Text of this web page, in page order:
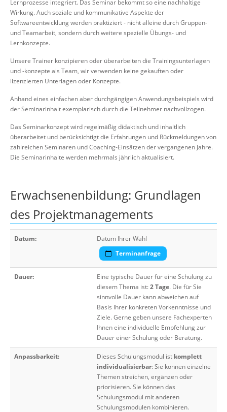
Lernprozesse integriert. Das Seminar bekommt so eine nachhaltige
Wirkung. Auch soziale und kommunikative Aspekte der
Softwareentwicklung werden praktiziert - nicht alleine durch Gruppen-
und Teamarbeit, sondern durch weitere spezielle Übungs- und
Lernkonzepte.
Unsere Trainer konzipieren oder überarbeiten die Trainingsunterlagen
und -konzepte als Team, wir verwenden keine gekauften oder
lizenzierten Unterlagen oder Konzepte.
Anhand eines einfachen aber durchgängigen Anwendungsbeispiels wird
der Seminarinhalt exemplarisch durch die Teilnehmer nachvollzogen.
Das Seminarkonzept wird regelmäßig didaktisch und inhaltlich
überarbeitet und berücksichtigt die Erfahrungen und Rückmeldungen von
zahlreichen Seminaren und Coaching-Einsätzen der vergangenen Jahre.
Die Seminarinhalte werden mehrmals jährlich aktualisiert.
Erwachsenenbildung: Grundlagen
des Projektmanagements
Datum:
Datum Ihrer Wahl
Terminanfrage
Dauer:
Eine typische Dauer für eine Schulung zu
diesem Thema ist:2 Tage. Die für Sie
sinnvolle Dauer kann abweichen auf
Basis Ihrer konkreten Vorkenntnisse und
Ziele. Gerne geben unsere Fachexperten
Ihnen eine individuelle Empfehlung zur
Dauer einer Schulung oder Beratung.
Anpassbarkeit: Dieses Schulungsmodul ist komplett
individualisierbar: Sie können einzelne
Themen streichen, ergänzen oder
priorisieren. Sie können das
Schulungsmodul mit anderen
Schulungsmodulen kombinieren.